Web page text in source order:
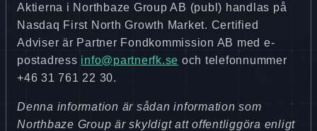
Aktierna i Northbaze Group AB (publ) handlas på
Nasdaq First North Growth Market. Certified
Adviser är Partner Fondkommission AB med e-
postadress info@partnerfk.se och telefonnummer
+46 31 761 22 30.
Denna information är sådan information som
Northbaze Group är skyldigt att offentliggöra enligt